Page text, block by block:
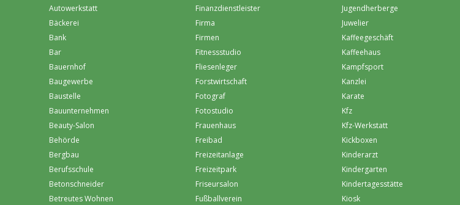
Autowerkstatt
Bäckerei
Bank
Bar
Bauernhof
Baugewerbe
Baustelle
Bauunternehmen
Beauty-Salon
Behörde
Bergbau
Berufsschule
Betonschneider
Betreutes Wohnen
Finanzdienstleister
Firma
Firmen
Fitnessstudio
Fliesenleger
Forstwirtschaft
Fotograf
Fotostudio
Frauenhaus
Freibad
Freizeitanlage
Freizeitpark
Friseursalon
Fußballverein
Jugendherberge
Juwelier
Kaffeegeschäft
Kaffeehaus
Kampfsport
Kanzlei
Karate
Kfz
Kfz-Werkstatt
Kickboxen
Kinderarzt
Kindergarten
Kindertagesstätte
Kiosk